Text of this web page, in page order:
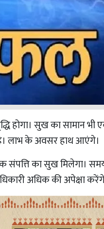
सुख का सामान भी
लाभ के अवसर हाथ आएंगे।
का सुख मिलेगा।
अधिक की अपेक्षा